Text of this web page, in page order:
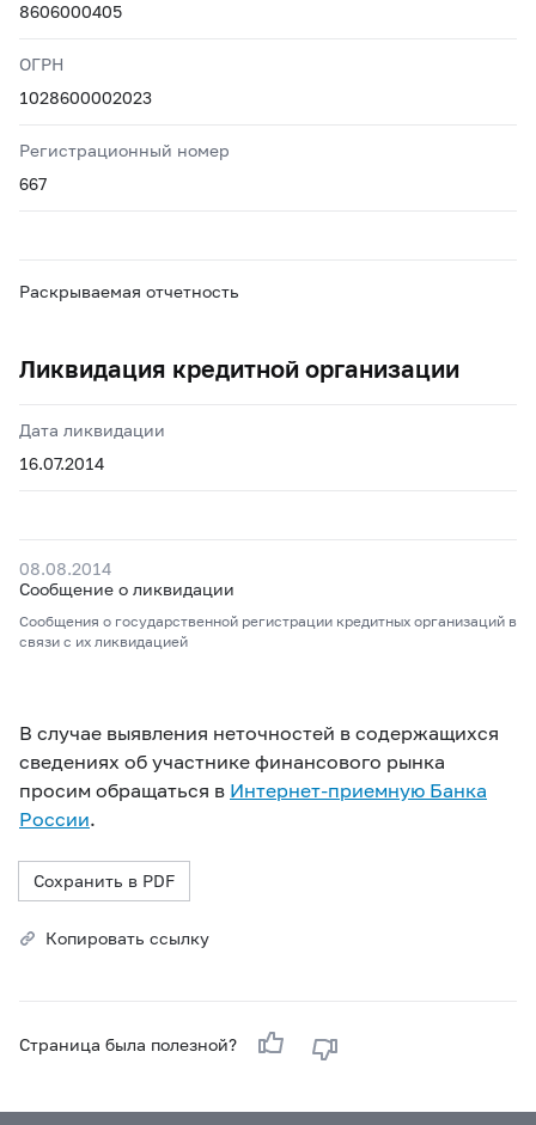
8606000405
ОГРН
1028600002023
Регистрационный номер
667
Раскрываемая отчетность
Ликвидация кредитной организации
Дата ликвидации
16.07.2014
08.08.2014
Сообщение о ликвидации
Сообщения о государственной регистрации кредитных организаций в
связи с их ликвидацией
В случае выявления неточностей в содержащихся
сведениях об участнике финансового рынка
просим обращаться в Интернет-приемную Банка
России.
Сохранить в PDF
Копировать ссылку
Страница была полезной?